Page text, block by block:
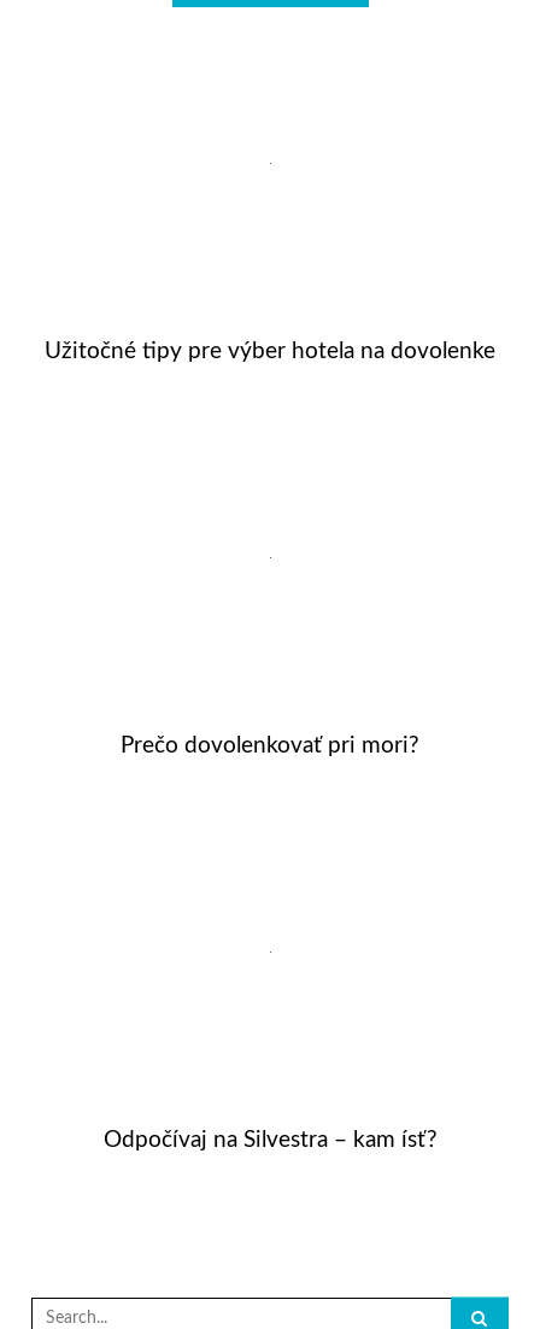
Užitočné tipy pre výber hotela na dovolenke
Prečo dovolenkovať pri mori?
Odpočívaj na Silvestra – kam ísť?
Search
for: